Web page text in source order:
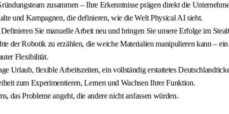
zusammen – Ihre Erkenntnisse prägen direkt die
und Kampagnen, die definieren, wie die Welt Physical AI sieht.
Sie manuelle Arbeit neu und bringen Sie unsere Erfolge im
der Robotik zu erzählen, die weiche Materialien manipulieren kann –
Flexibilität.
Urlaub, flexible Arbeitszeiten, ein vollständig erstattetes
zum Experimentieren, Lernen und Wachsen Ihrer Funktion.
das Probleme angeht, die andere nicht anfassen würden.